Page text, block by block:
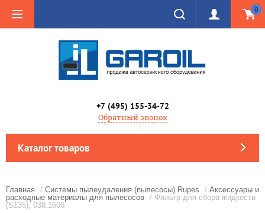
0
+7 (495) 155-34-72
Обратный звонок
Каталог товаров
Главная / Системы пылеудаления (пылесосы) Rupes / Аксессуары и
расходные материалы для пылесосов / Фильтр для сбора жидкости
(S135), 038.1606